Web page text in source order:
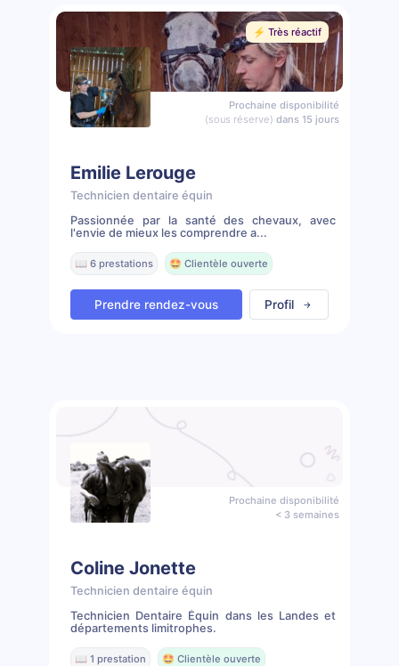
⚡️ Très réactif
Prochaine disponibilité
(sous réserve) dans 15 jours
Emilie Lerouge
Technicien dentaire équin
Passionnée par la santé des chevaux, avec
l'envie de mieux les comprendre a...
📖 6 prestations 🤩 Clientèle ouverte
Prendre rendez-vous Profil
Prochaine disponibilité
< 3 semaines
Coline Jonette
Technicien dentaire équin
Technicien Dentaire Équin dans les Landes et
départements limitrophes.
📖 1 prestation 🤩 Clientèle ouverte